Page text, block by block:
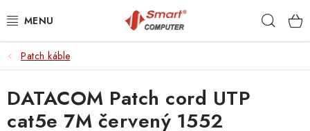
na
NOTEBOOKY
MOBILNÉ ZARIADENIA
Patch káble
DATACOM Patch cord UTP
cat5e 7M červený 1552